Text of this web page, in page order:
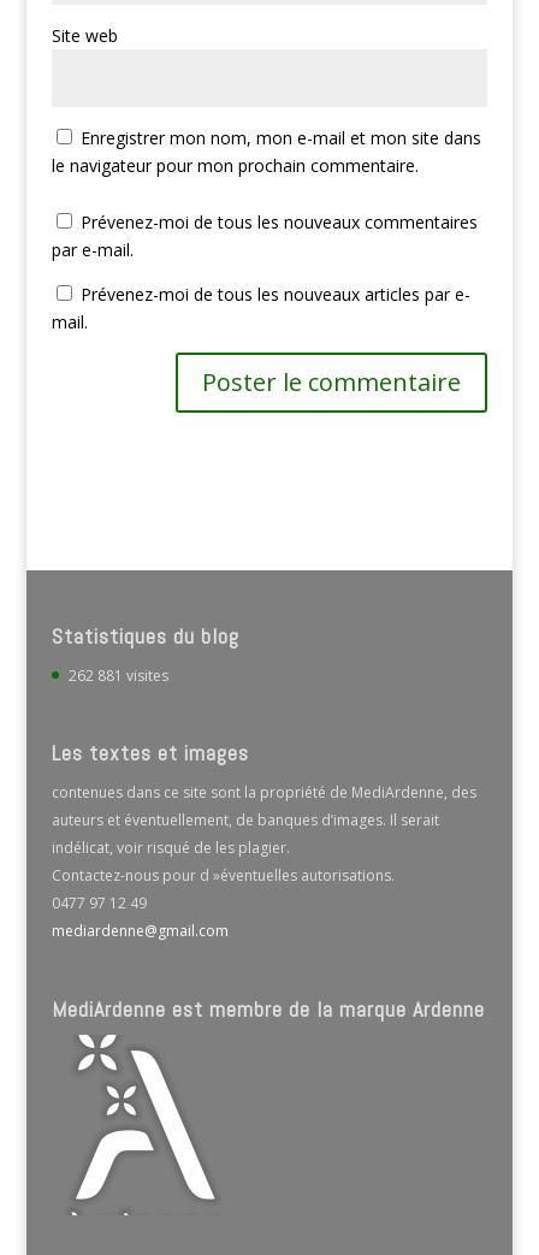
Site web
Enregistrer mon nom, mon e-mail et mon site dans
le navigateur pour mon prochain commentaire.
Prévenez-moi de tous les nouveaux commentaires
par e-mail.
Prévenez-moi de tous les nouveaux articles par e-
mail.
Statistiques du blog
262 881 visites
Les textes et images
contenues dans ce site sont la propriété de MediArdenne, des
auteurs et éventuellement, de banques d’images. Il serait
indélicat, voir risqué de les plagier.
Contactez-nous pour d »éventuelles autorisations.
0477 97 12 49
mediardenne@gmail.com
MediArdenne est membre de la marque Ardenne